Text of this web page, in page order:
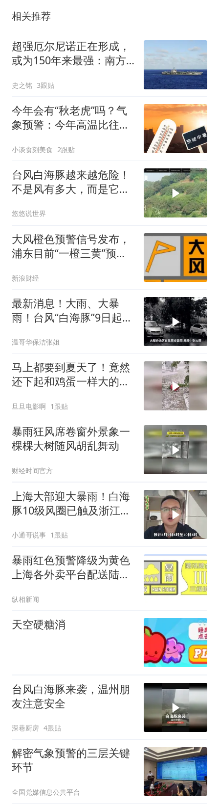
相关推荐
超强厄尔尼诺正在形成，
或为150年来最强：南方
史之铭 3跟贴
今年会有“秋老虎”吗？气
象预警：今年高温比往年
备
小谈食刻美食 2跟贴
台风白海豚越来越危险！
不是风有多大，而是它登
悠悠说世界
大风橙色预警信号发布，
浦东目前“一橙三黄”预警
新浪财经
最新消息！大雨、大暴
雨！台风“白海豚”9日起对
温哥华保洁张姐
马上都要到夏天了！竟然
还下起和鸡蛋一样大的冰
旦旦电影啊 1跟贴
暴雨狂风席卷窗外景象一
棵棵大树随风胡乱舞动
财经时间官方
上海大部迎大暴雨！白海
豚10级风圈已触及浙江台
小通哥说事 1跟贴
暴雨红色预警降级为黄色
上海各外卖平台配送陆续
纵相新闻
天空硬糖消
台风白海豚来袭，温州朋
友注意安全
深巷厨房 4跟贴
解密气象预警的三层关键
环节
全国党媒信息公共平台